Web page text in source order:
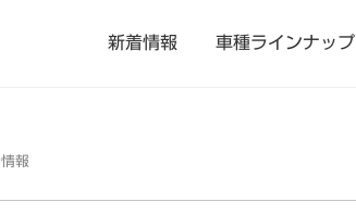
新着情報 車種ラインナップ
報